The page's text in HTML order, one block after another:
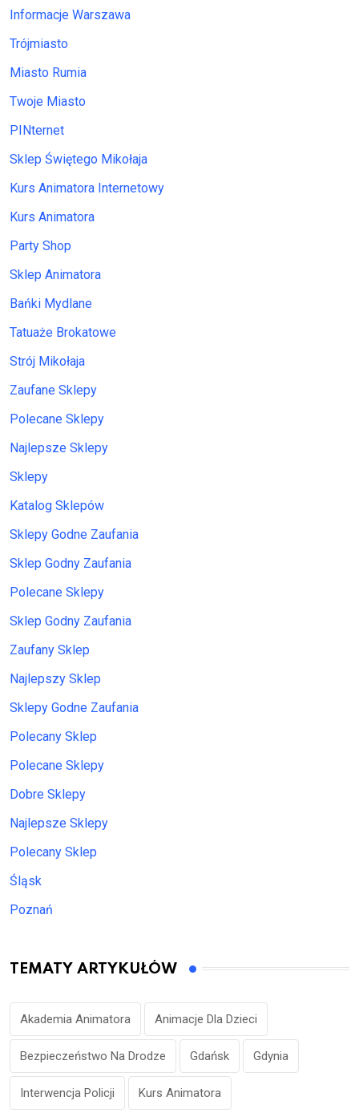
Informacje Warszawa
Trójmiasto
Miasto Rumia
Twoje Miasto
PINternet
Sklep Świętego Mikołaja
Kurs Animatora Internetowy
Kurs Animatora
Party Shop
Sklep Animatora
Bańki Mydlane
Tatuaże Brokatowe
Strój Mikołaja
Zaufane Sklepy
Polecane Sklepy
Najlepsze Sklepy
Sklepy
Katalog Sklepów
Sklepy Godne Zaufania
Sklep Godny Zaufania
Polecane Sklepy
Sklep Godny Zaufania
Zaufany Sklep
Najlepszy Sklep
Sklepy Godne Zaufania
Polecany Sklep
Polecane Sklepy
Dobre Sklepy
Najlepsze Sklepy
Polecany Sklep
Śląsk
Poznań
TEMATY ARTYKUŁÓW
Akademia Animatora Animacje Dla Dzieci
Bezpieczeństwo Na Drodze Gdańsk Gdynia
Interwencja Policji Kurs Animatora